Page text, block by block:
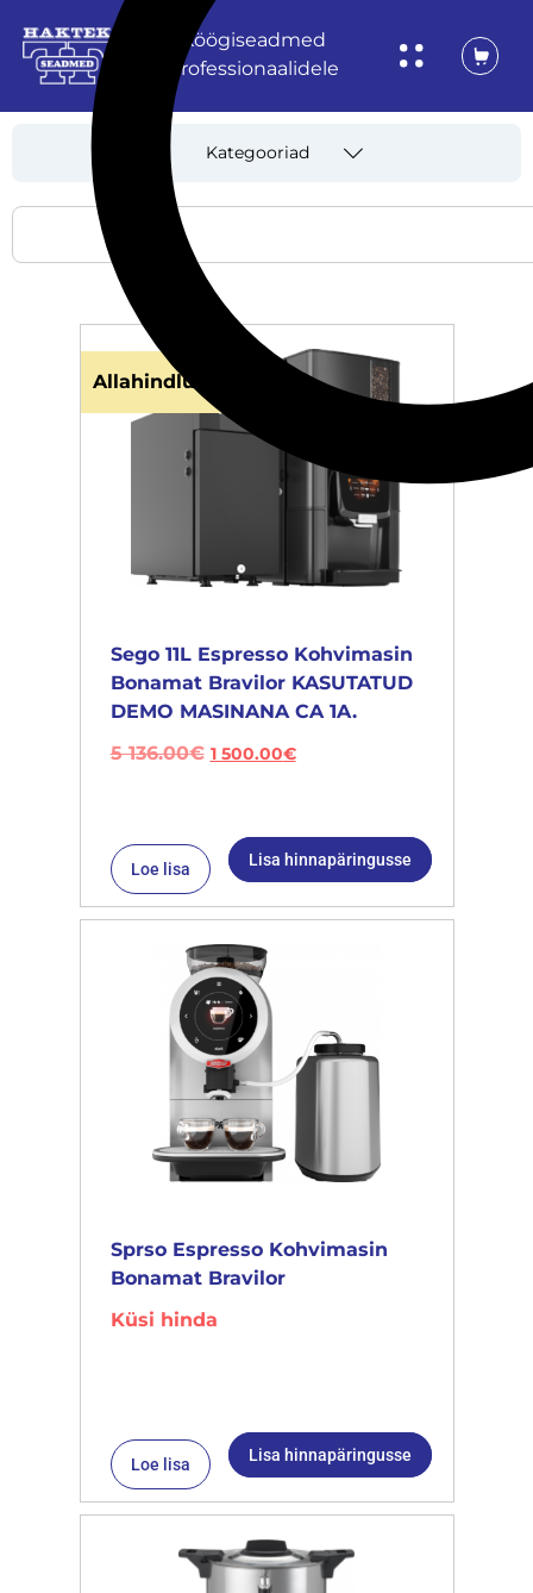
Köögiseadmed
professionaalidele
Kategooriad
Allahindlus!
Sego 11L Espresso Kohvimasin
Bonamat Bravilor KASUTATUD
DEMO MASINANA CA 1A.
5 136.00€ 1 500.00€
Loe lisa Lisa hinnapäringusse
Sprso Espresso Kohvimasin
Bonamat Bravilor
Küsi hinda
Loe lisa Lisa hinnapäringusse